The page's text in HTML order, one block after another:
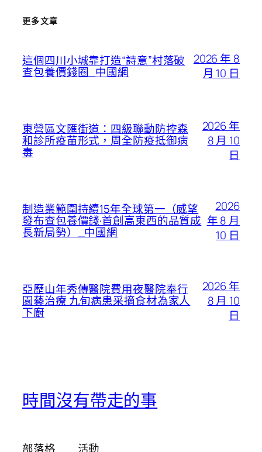
更多文章
這個四川小城靠打造“詩意”村落破
查包養價錢圈_中國網
2026 年 8
月 10 日
東營區文匯街道：四級聯動防控森
和診所疫苗形式，周全防疫抵御病
毒
2026 年
8 月 10
日
制造業範圍持續15年全球第一（威望
發布查包養價錢·首創高東西的品質成
長新局勢）_中國網
2026
年 8 月
10 日
亞歷山年秀傳醫院費用夜醫院奉行
園藝治療 九旬病患采摘食材為家人
下廚
2026 年
8 月 10
日
時間沒有帶走的事
部落格 活動